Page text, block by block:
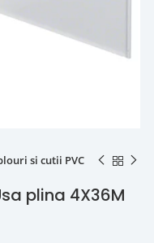
si cutii PVC
plina 4X36M